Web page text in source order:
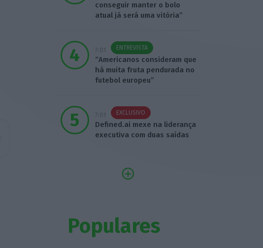
conseguir manter o bolo
atual já será uma vitória”
7:01 ENTREVISTA
“Americanos consideram que
há muita fruta pendurada no
futebol europeu”
7:01 EXCLUSIVO
Defined.ai mexe na liderança
executiva com duas saídas
Populares